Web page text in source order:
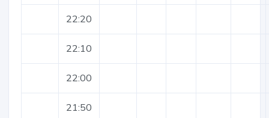
22:20
22:10
22:00
21:50